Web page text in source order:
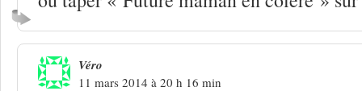
Véro
11 mars 2014 à 20 h 16 min